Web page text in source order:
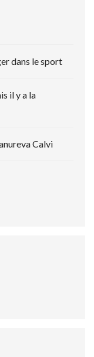
dans le sport
il y a la
Calvi